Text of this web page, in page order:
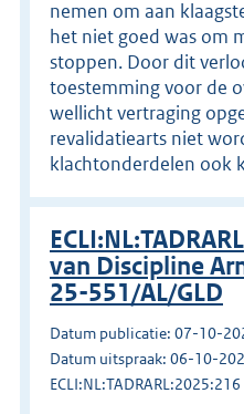
nemen om aan
het niet goed was om
stoppen. Door dit
toestemming voor de
wellicht vertraging
revalidatiearts niet
klachtonderdelen ook
van Discipline
25-551/AL/GLD
Datum publicatie: 07-10-
Datum uitspraak: 06-10-
ECLI:NL:TADRARL:2025:216